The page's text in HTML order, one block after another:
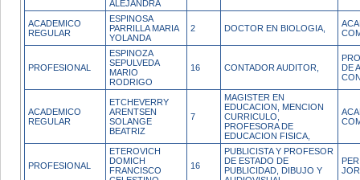
ALEJANDRA
ACADEMICO
REGULAR
ESPINOSA
PARRILLA MARIA
YOLANDA
2 DOCTOR EN BIOLOGIA,
PROFESIONAL
ESPINOZA
SEPULVEDA
MARIO
RODRIGO
16 CONTADOR AUDITOR,
DE
ACADEMICO
REGULAR
ETCHEVERRY
ARENTSEN
SOLANGE
BEATRIZ
7
MAGISTER EN
EDUCACION, MENCION
CURRICULO,
PROFESORA DE
EDUCACION FISICA,
PROFESIONAL
ETEROVICH
DOMICH
FRANCISCO
16
PUBLICISTA Y PROFESOR
DE ESTADO DE
PUBLICIDAD, DIBUJO Y